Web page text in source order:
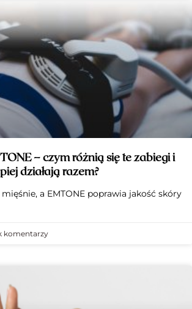
– czym różnią się te zabiegi i
działają razem?
a EMTONE poprawia jakość skóry
komentarzy